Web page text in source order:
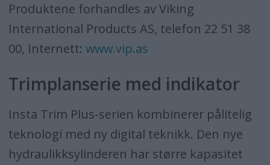
Produktene forhandles av Viking
International Products AS, telefon 22 51 38
00, Internett: www.vip.as
Trimplanserie med indikator
Insta Trim Plus-serien kombinerer pålitelig
teknologi med ny digital teknikk. Den nye
hydraulikksylinderen har større kapasitet